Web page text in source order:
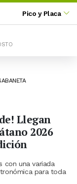
Pico y Placa
Llegan
2026
con una variada
para toda